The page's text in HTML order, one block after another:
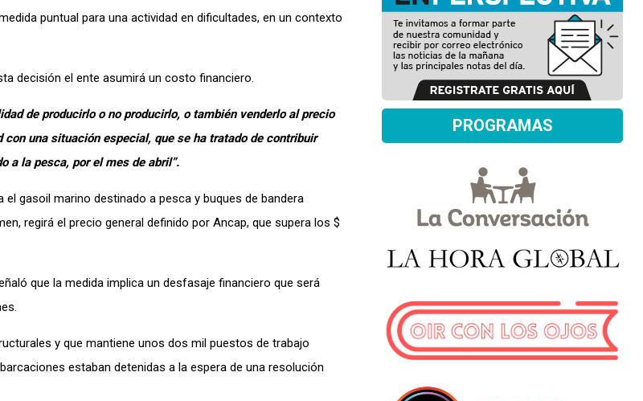
puntual para una actividad en dificultades, en un contexto
decisión el ente asumirá un costo financiero.
de producirlo o no producirlo, o también venderlo al precio
una situación especial, que se ha tratado de contribuir
a la pesca, por el mes de abril”.
gasoil marino destinado a pesca y buques de bandera
regirá el precio general definido por Ancap, que supera los $
que la medida implica un desfasaje financiero que será
y que mantiene unos dos mil puestos de trabajo
estaban detenidas a la espera de una resolución
PROGRAMAS